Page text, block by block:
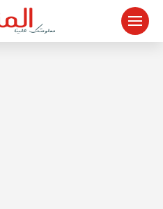
التجاوز
المحتوى